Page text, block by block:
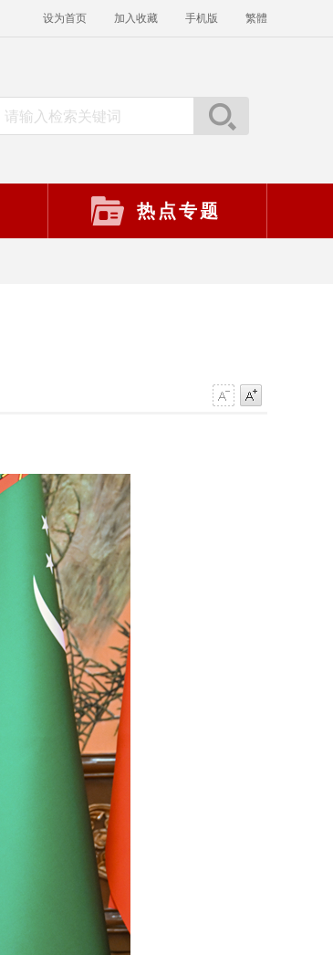
设为首页 加入收藏 手机版 繁體
热点专题